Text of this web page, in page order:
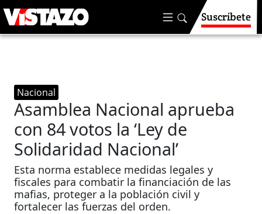
Suscríbete
Nacional
Asamblea Nacional aprueba
con 84 votos la ‘Ley de
Solidaridad Nacional’
Esta norma establece medidas legales y
fiscales para combatir la financiación de las
mafias, proteger a la población civil y
fortalecer las fuerzas del orden.